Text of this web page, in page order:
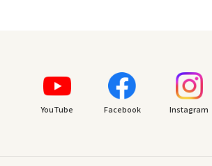
YouTube Facebook Instagram